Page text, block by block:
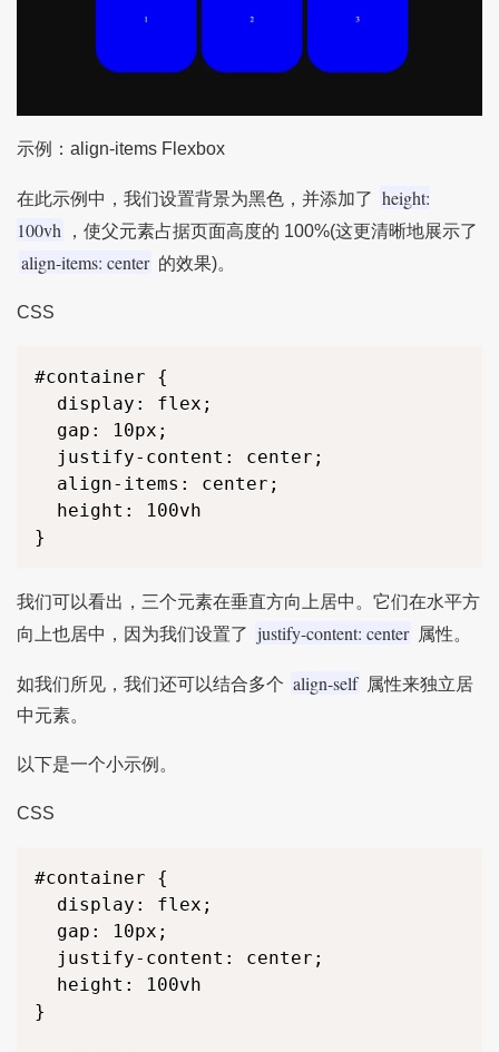
示例：align-items Flexbox
在此示例中，我们设置背景为黑色，并添加了 height:
100vh
，使父元素占据页面高度的 100%(这更清晰地展示了
align-items: center 的效果)。
CSS
#container {
  display: flex;
  gap: 10px;
  justify-content: center;
  align-items: center;
  height: 100vh
}
我们可以看出，三个元素在垂直方向上居中。它们在水平方
向上也居中，因为我们设置了 justify-content: center 属性。
如我们所见，我们还可以结合多个 align-self
属性来独立居
中元素。
以下是一个小示例。
CSS
#container {
  display: flex;
  gap: 10px;
  justify-content: center;
  height: 100vh
}